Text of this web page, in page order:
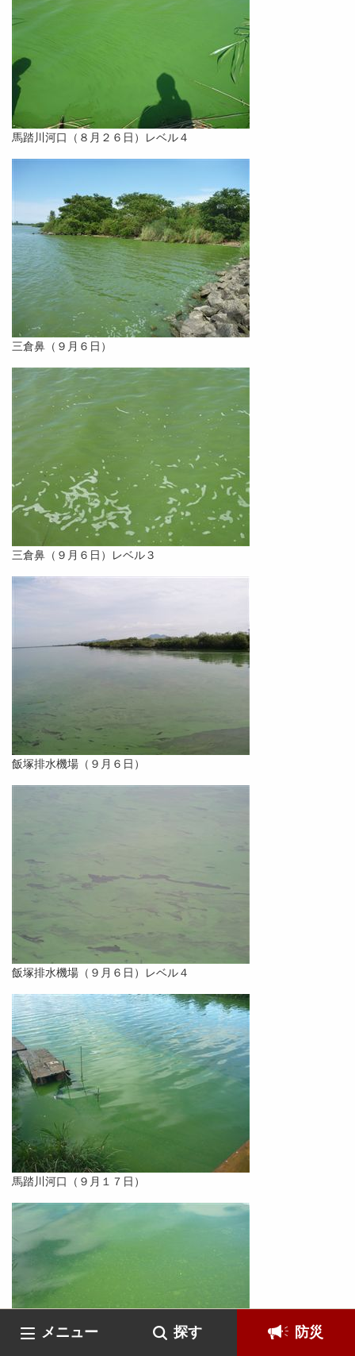
メニュー 探す 防災
馬踏川河口（８月２６日）レベル４
三倉鼻（９月６日）
三倉鼻（９月６日）レベル３
飯塚排水機場（９月６日）
飯塚排水機場（９月６日）レベル４
馬踏川河口（９月１７日）